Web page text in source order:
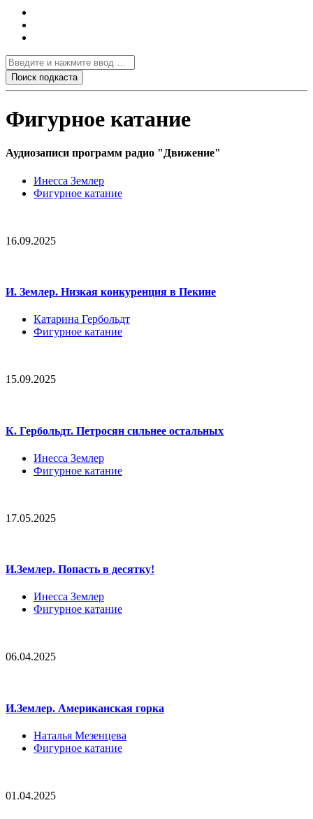
Фигурное катание
Аудиозаписи программ радио "Движение"
Инесса Землер
Фигурное катание
16.09.2025
И. Землер. Низкая конкуренция в Пекине
Катарина Гербольдт
Фигурное катание
15.09.2025
К. Гербольдт. Петросян сильнее остальных
Инесса Землер
Фигурное катание
17.05.2025
И.Землер. Попасть в десятку!
Инесса Землер
Фигурное катание
06.04.2025
И.Землер. Американская горка
Наталья Мезенцева
Фигурное катание
01.04.2025